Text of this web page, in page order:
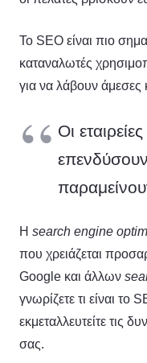
Το SEO είναι πιο
καταναλωτές
για να λάβουν άμεσες
Οι
Η search engine
που χρειάζεται
Google και άλλων
γνωρίζετε τι είναι το
εκμεταλλευτείτε τις
σας.